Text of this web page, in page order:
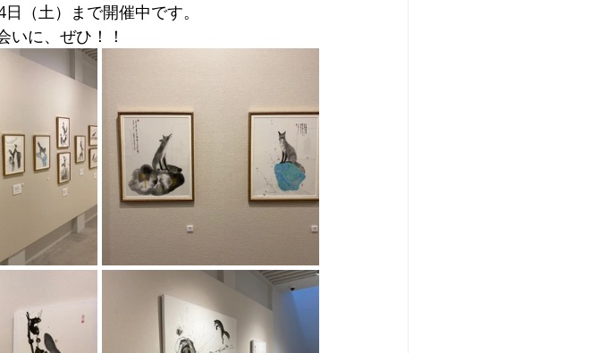
（土）まで開催中です。
いに、ぜひ！！